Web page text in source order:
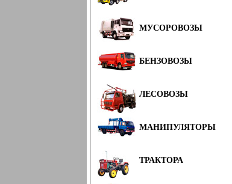
МУСОРОВОЗЫ
БЕНЗОВОЗЫ
ЛЕСОВОЗЫ
МАНИПУЛЯТОРЫ
ТРАКТОРА